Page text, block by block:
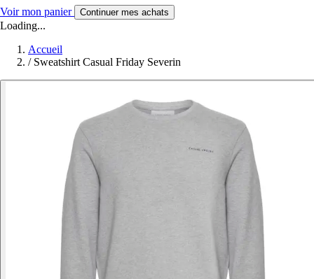
Voir mon panier Continuer mes achats
Loading...
Accueil
/ Sweatshirt Casual Friday Severin